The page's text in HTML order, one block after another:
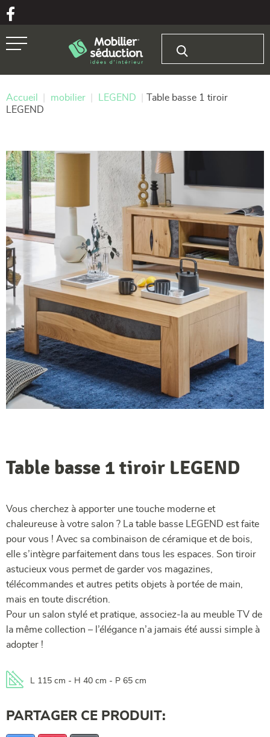
Aller au texte
Aller au menu
Accueil mobilier LEGEND
Table basse 1 tiroir
LEGEND
Table basse 1 tiroir LEGEND
Vous cherchez à apporter une touche moderne et
chaleureuse à votre salon ? La table basse LEGEND est faite
pour vous ! Avec sa combinaison de céramique et de bois,
elle s’intègre parfaitement dans tous les espaces. Son tiroir
astucieux vous permet de garder vos magazines,
télécommandes et autres petits objets à portée de main,
mais en toute discrétion.
Pour un salon stylé et pratique, associez-la au meuble TV de
la même collection – l’élégance n’a jamais été aussi simple à
adopter !
L 115 cm - H 40 cm - P 65 cm
PARTAGER CE PRODUIT: